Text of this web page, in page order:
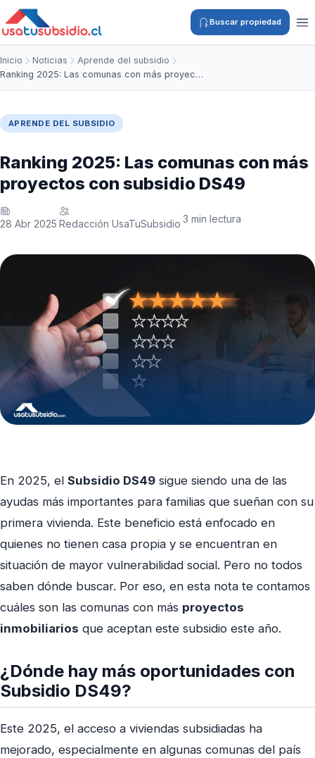
Buscar propiedad
Inicio Noticias
Aprende del subsidio
Ranking 2025: Las comunas con más proyec…
APRENDE DEL SUBSIDIO
Ranking 2025: Las comunas con más
proyectos con subsidio DS49
28 Abr 2025·Redacción UsaTuSubsidio·3 min lectura
En 2025, el Subsidio DS49 sigue siendo una de las
ayudas más importantes para familias que sueñan con su
primera vivienda. Este beneficio está enfocado en
quienes no tienen casa propia y se encuentran en
situación de mayor vulnerabilidad social. Pero no todos
saben dónde buscar. Por eso, en esta nota te contamos
cuáles son las comunas con más proyectos
inmobiliarios que aceptan este subsidio este año.
¿Dónde hay más oportunidades con
Subsidio DS49?
Este 2025, el acceso a viviendas subsidiadas ha
mejorado, especialmente en algunas comunas del país